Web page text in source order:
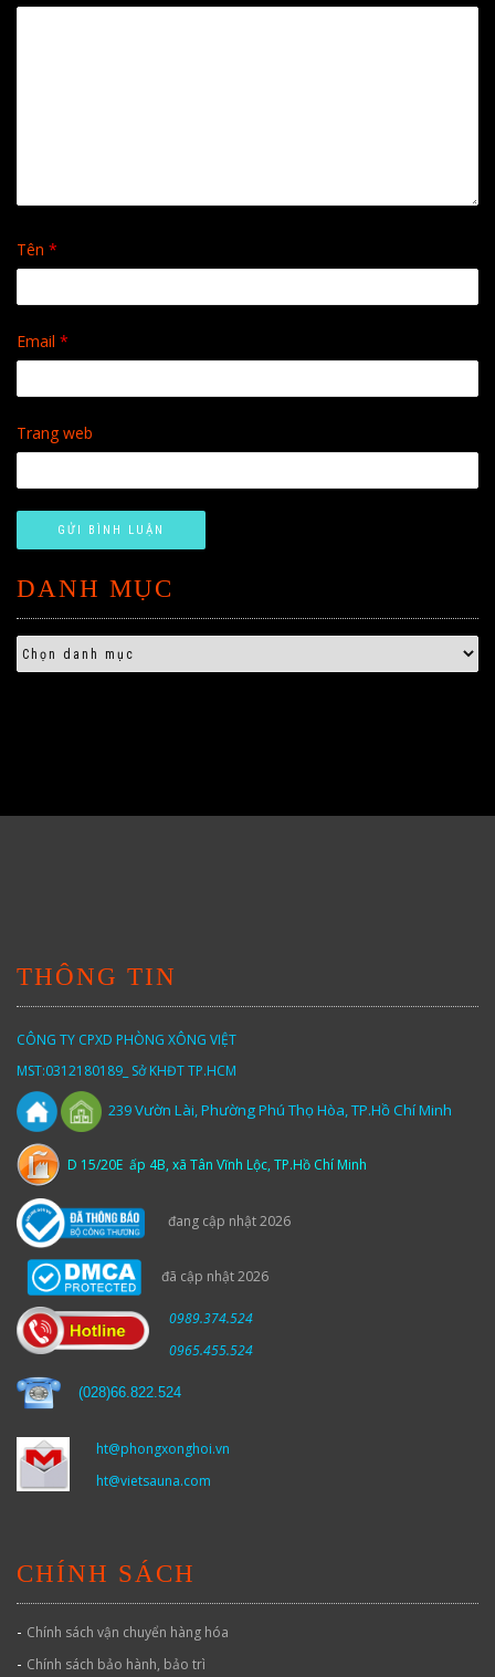
Tên *
Email *
Trang web
DANH MỤC
THÔNG TIN
CÔNG TY CPXD PHÒNG XÔNG VIỆT
MST:0312180189_ Sở KHĐT TP.HCM
239Vườn Lài,Phường Phú Thọ Hòa, TP.Hồ Chí Minh
D 15/20E ấp 4B, xã Tân Vĩnh Lộc, TP.Hồ Chí Minh
đang cập nhật 2026
đã cập nhật 2026
0989.374.524
0965.455.524
(028)66.822.524
ht@phongxonghoi.vn
ht@vietsauna.com
CHÍNH SÁCH
- Chính sách vận chuyển hàng hóa
- Chính sách bảo hành, bảo trì